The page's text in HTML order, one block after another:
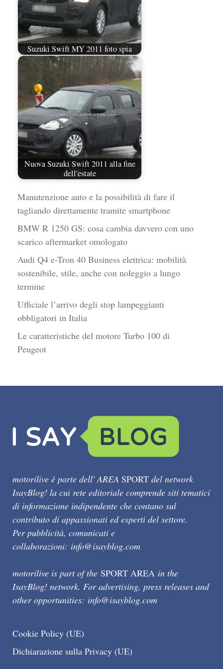
Suzuki Swift MY 2011 foto spia
Nuova Suzuki Swift 2011 alla fine
dell'estate
Manutenzione auto e la possibilità di fare il
tagliando direttamente tramite smartphone
BMW R 1250 GS: cosa cambia davvero con uno
scarico aftermarket omologato
Audi Q4 e-Tron 40 Business elettrica: mobilità
sostenibile, stile, anche con noleggio a lungo
termine
Ufficiale l’arrivo degli stop lampeggianti
obbligatori in Italia
Le caratteristiche del motore Turbo 100 di
Peugeot
motorilive è parte dell' AREA SPORT del network
IsayBlog! la cui rete editoriale comprende siti tematici
di informazione indipendente che contano sul
contributo di appassionati ed esperti del settore.
Per pubblicità, comunicati e
collaborazioni: info@isayblog.com
motorilive is part of the SPORT AREA in the
IsayBlog! network. For advertising, press releases and
other opportunities: info@isayblog.com
Cookie Policy (UE)
Dichiarazione sulla Privacy (UE)